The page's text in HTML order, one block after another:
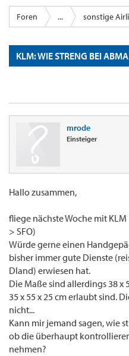
Foren ... sonstige
KLM: WIE STRENG BEI
mrode
Einsteiger
Hallo zusammen,
fliege nächste Woche mit
> SFO)
Würde gerne einen
bisher immer gute Dienste
Dland) erwiesen hat.
Die Maße sind allerdings 38 x
35 x 55 x 25 cm erlaubt sind.
nicht...
Kann mir jemand sagen, wie
ob die überhaupt
nehmen?